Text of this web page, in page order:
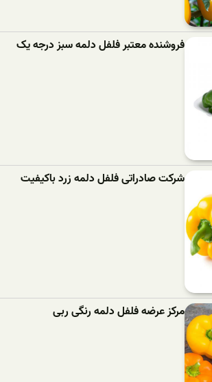
فروشنده معتبر فلفل دلمه سبز درجه یک
شرکت صادراتی فلفل دلمه زرد باکیفیت
مرکز عرضه فلفل دلمه رنگی ربی